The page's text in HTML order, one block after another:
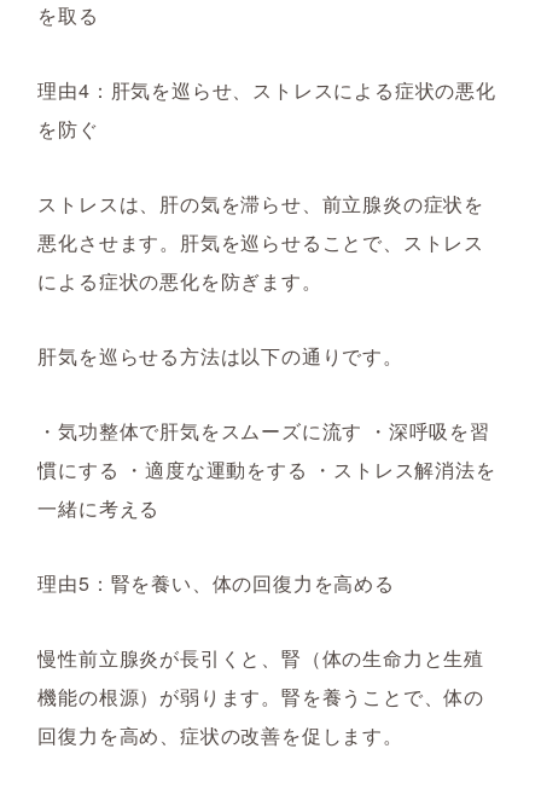
を取る
理由4：肝気を巡らせ、ストレスによる症状の悪化
を防ぐ
ストレスは、肝の気を滞らせ、前立腺炎の症状を
悪化させます。肝気を巡らせることで、ストレス
による症状の悪化を防ぎます。
肝気を巡らせる方法は以下の通りです。
・気功整体で肝気をスムーズに流す ・深呼吸を習
慣にする ・適度な運動をする ・ストレス解消法を
一緒に考える
理由5：腎を養い、体の回復力を高める
慢性前立腺炎が長引くと、腎（体の生命力と生殖
機能の根源）が弱ります。腎を養うことで、体の
回復力を高め、症状の改善を促します。